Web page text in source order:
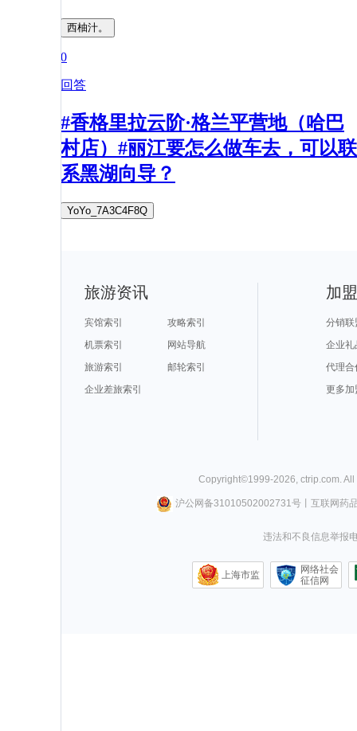
西柚汁。
0
回答
#香格里拉云阶·格兰平营地（哈巴
村店）#丽江要怎么做车去，可以联
系黑湖向导？
YoYo_7A3C4F8Q
旅游资讯
宾馆索引
攻略索引
机票索引
网站导航
旅游索引
邮轮索引
企业差旅索引
加
分销联
企业礼
代理合
更多加
Copyright©1999-2026 ctrip.com .
沪公网备31010502002731号丨 互联网药
违法和不良信息举报
上海市监
网络社会
征信网